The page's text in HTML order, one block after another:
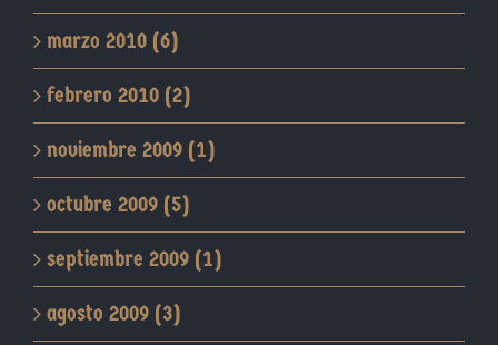
marzo 2010 (6)
febrero 2010 (2)
noviembre 2009 (1)
octubre 2009 (5)
septiembre 2009 (1)
agosto 2009 (3)